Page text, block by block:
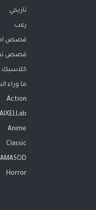
تاريخي
رعب
قصص
قصص
كلاسيك
ما وراء
Action
AIXELLab
Anime
Classic
Horror